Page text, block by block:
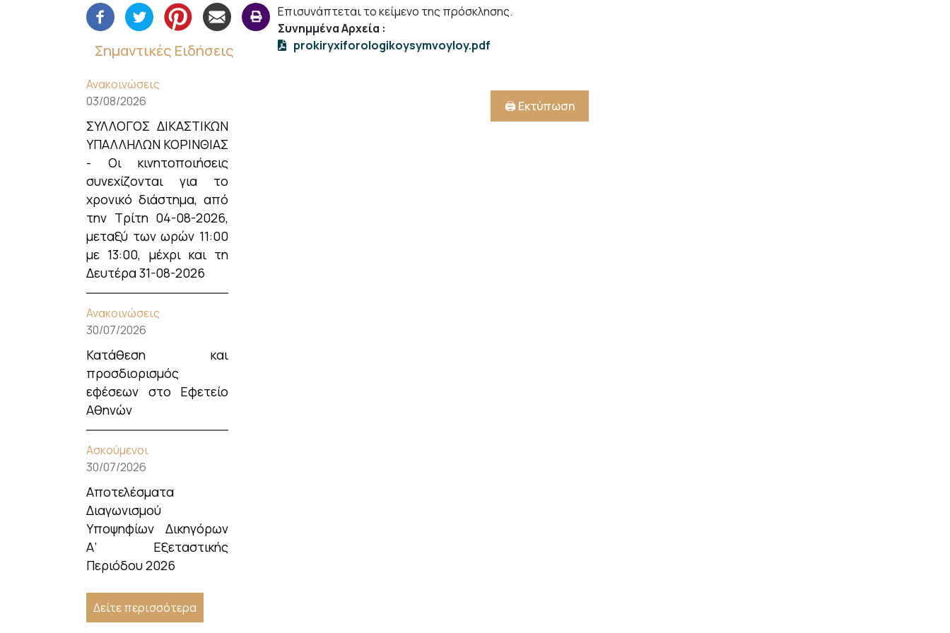
Σημαντικές Ειδήσεις
Ανακοινώσεις
03/08/2026
ΣΥΛΛΟΓΟΣ ΔΙΚΑΣΤΙΚΩΝ
ΥΠΑΛΛΗΛΩΝ ΚΟΡΙΝΘΙΑΣ
- Οι κινητοποιήσεις
συνεχίζονται για το
χρονικό διάστημα, από
την Τρίτη 04-08-2026,
μεταξύ των ωρών 11:00
με 13:00, μέχρι και τη
Δευτέρα 31-08-2026
Ανακοινώσεις
30/07/2026
Κατάθεση και
προσδιορισμός
εφέσεων στο Εφετείο
Αθηνών
Ασκούμενοι
30/07/2026
Αποτελέσματα
Διαγωνισμού
Υποψηφίων Δικηγόρων
Α’ Εξεταστικής
Περιόδου 2026
Δείτε περισσότερα
Επισυνάπτεται το κείμενο της πρόσκλησης.
Συνημμένα Αρχεία :
prokiryxiforologikoysymvoyloy.pdf
🖨️ Εκτύπωση